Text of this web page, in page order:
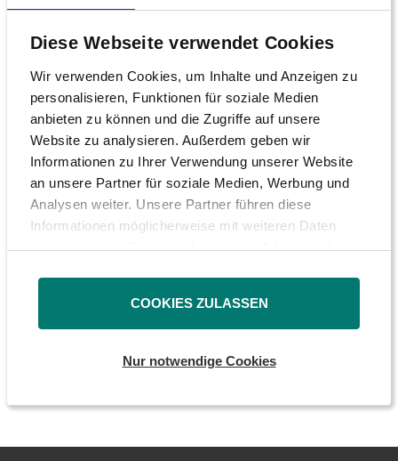
Diese Webseite verwendet Cookies
Wir verwenden Cookies, um Inhalte und Anzeigen zu
personalisieren, Funktionen für soziale Medien
anbieten zu können und die Zugriffe auf unsere
Website zu analysieren. Außerdem geben wir
Informationen zu Ihrer Verwendung unserer Website
an unsere Partner für soziale Medien, Werbung und
Analysen weiter. Unsere Partner führen diese
Informationen möglicherweise mit weiteren Daten
zusammen, die Sie ihnen bereitgestellt haben oder die
COOKIES ZULASSEN
Nur notwendige Cookies
Anlegerschutz
Hauptversammlung
Formulare
Leitfäden
Erstattungsservice
Investmentclubs
Interessenvertretung